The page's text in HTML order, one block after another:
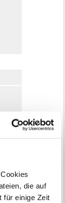
die auf
für einige Zeit